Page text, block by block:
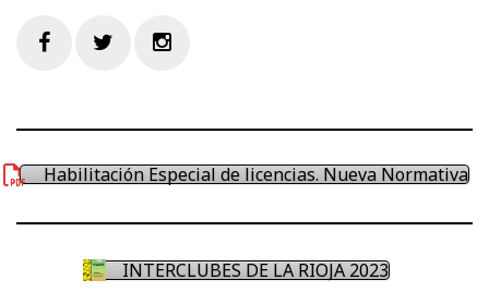
Habilitación Especial de licencias. Nueva Normativa
INTERCLUBES DE LA RIOJA 2023